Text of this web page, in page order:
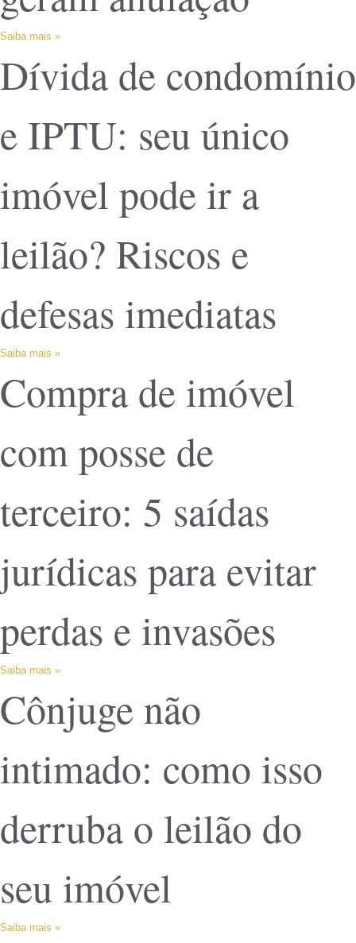
Saiba mais »
Dívida de condomínio
e IPTU: seu único
imóvel pode ir a
leilão? Riscos e
defesas imediatas
Saiba mais »
Compra de imóvel
com posse de
terceiro: 5 saídas
jurídicas para evitar
perdas e invasões
Saiba mais »
Cônjuge não
intimado: como isso
derruba o leilão do
seu imóvel
Saiba mais »